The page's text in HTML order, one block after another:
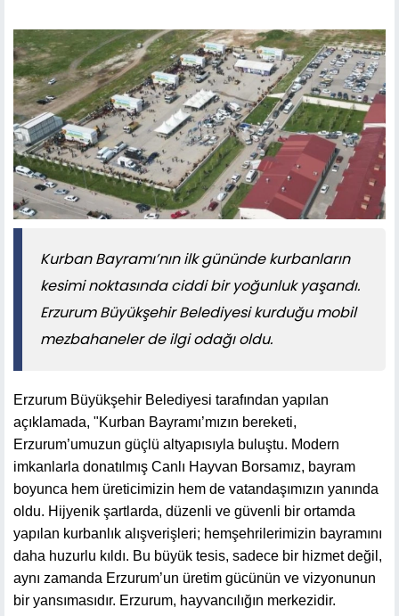
Kurban Bayramı’nın ilk gününde kurbanların
kesimi noktasında ciddi bir yoğunluk yaşandı.
Erzurum Büyükşehir Belediyesi kurduğu mobil
mezbahaneler de ilgi odağı oldu.
Erzurum Büyükşehir Belediyesi tarafından yapılan
açıklamada, "Kurban Bayramı’mızın bereketi,
Erzurum’umuzun güçlü altyapısıyla buluştu. Modern
imkanlarla donatılmış Canlı Hayvan Borsamız, bayram
boyunca hem üreticimizin hem de vatandaşımızın yanında
oldu. Hijyenik şartlarda, düzenli ve güvenli bir ortamda
yapılan kurbanlık alışverişleri; hemşehrilerimizin bayramını
daha huzurlu kıldı. Bu büyük tesis, sadece bir hizmet değil,
aynı zamanda Erzurum’un üretim gücünün ve vizyonunun
bir yansımasıdır. Erzurum, hayvancılığın merkezidir.